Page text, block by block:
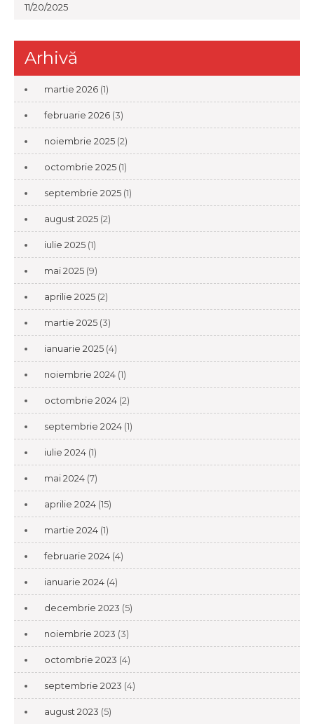
11/20/2025
Arhivă
martie 2026 (1)
februarie 2026 (3)
noiembrie 2025 (2)
octombrie 2025 (1)
septembrie 2025 (1)
august 2025 (2)
iulie 2025 (1)
mai 2025 (9)
aprilie 2025 (2)
martie 2025 (3)
ianuarie 2025 (4)
noiembrie 2024 (1)
octombrie 2024 (2)
septembrie 2024 (1)
iulie 2024 (1)
mai 2024 (7)
aprilie 2024 (15)
martie 2024 (1)
februarie 2024 (4)
ianuarie 2024 (4)
decembrie 2023 (5)
noiembrie 2023 (3)
octombrie 2023 (4)
septembrie 2023 (4)
august 2023 (5)